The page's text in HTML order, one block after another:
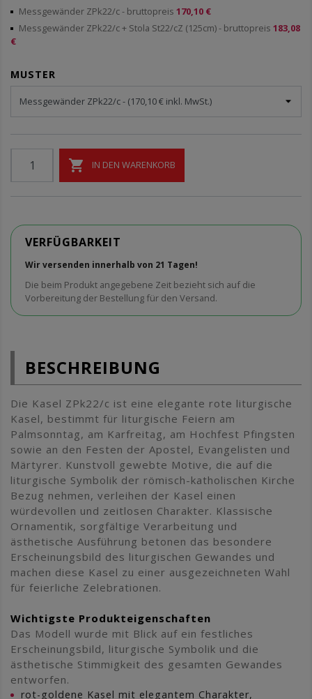
Messgewänder ZPk22/c- bruttopreis 170,10 €
Messgewänder ZPk22/c + Stola St22/cZ (125cm)- bruttopreis 183,08
€
MUSTER
 IN DEN WARENKORB
VERFÜGBARKEIT
Wir versenden innerhalb von 21 Tagen!
Die beim Produkt angegebene Zeit bezieht sich auf die
Vorbereitung der Bestellung für den Versand.
BESCHREIBUNG
Die Kasel ZPk22/c ist eine elegante rote liturgische
Kasel, bestimmt für liturgische Feiern am
Palmsonntag, am Karfreitag, am Hochfest Pfingsten
sowie an den Festen der Apostel, Evangelisten und
Märtyrer. Kunstvoll gewebte Motive, die auf die
liturgische Symbolik der römisch-katholischen Kirche
Bezug nehmen, verleihen der Kasel einen
würdevollen und zeitlosen Charakter. Klassische
Ornamentik, sorgfältige Verarbeitung und
ästhetische Ausführung betonen das besondere
Erscheinungsbild des liturgischen Gewandes und
machen diese Kasel zu einer ausgezeichneten Wahl
für feierliche Zelebrationen.
Wichtigste Produkteigenschaften
Das Modell wurde mit Blick auf ein festliches
Erscheinungsbild, liturgische Symbolik und die
ästhetische Stimmigkeit des gesamten Gewandes
entworfen.
rot-goldene Kasel mit elegantem Charakter,